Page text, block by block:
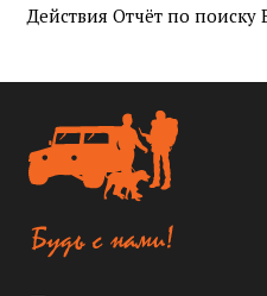
Действия Отчёт по поиску